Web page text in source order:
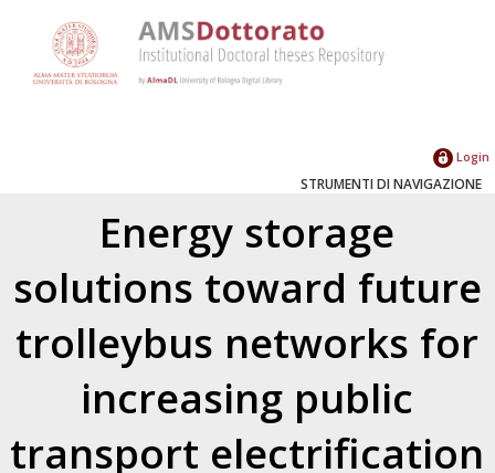
Login
STRUMENTI DI NAVIGAZIONE
Energy storage
solutions toward future
trolleybus networks for
increasing public
transport electrification